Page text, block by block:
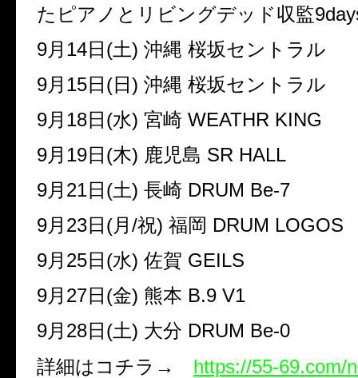
たピアノとリビングデッド収監
9月 14日 (土) 沖縄 桜坂セントラル
9月 15日 (日 ) 沖縄 桜坂セントラル
9月 18日 (水) 宮崎 WEATHR KING
9月 19日 (木) 鹿児島 SR HALL
9月 21日 (土) 長崎 DRUM Be-7
9月 23日 (月 /祝) 福岡 DRUM LOGOS
9月 25日 (水) 佐賀 GEILS
9月 27日 (金) 熊本 B.9 V1
9月 28日 (土) 大分 DRUM Be-0
詳細はコチラ → https://55-69.com/